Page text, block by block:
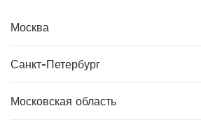
Москва
Санкт-Петербург
Московская область